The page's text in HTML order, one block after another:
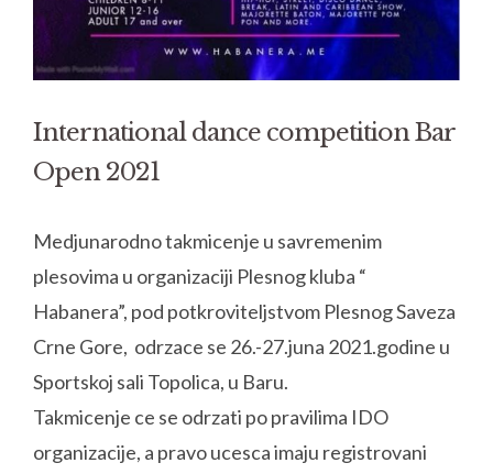
International dance competition Bar
Open 2021
Medjunarodno takmicenje u savremenim
plesovima u organizaciji Plesnog kluba “
Habanera”, pod potkroviteljstvom Plesnog Saveza
Crne Gore, odrzace se 26.-27.juna 2021.godine u
Sportskoj sali Topolica, u Baru.
Takmicenje ce se odrzati po pravilima IDO
organizacije, a pravo ucesca imaju registrovani